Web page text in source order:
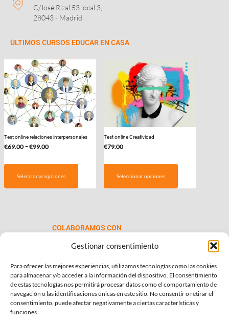
Gestionar consentimiento
Para ofrecer las mejores experiencias, utilizamos tecnologías como las cookies
para almacenar y/o acceder a la información del dispositivo. El consentimiento
de estas tecnologías nos permitirá procesar datos como el comportamiento de
navegación o las identificaciones únicas en este sitio. No consentir o retirar el
consentimiento, puede afectar negativamente a ciertas características y
funciones.
C/José Rizal 53 local 3,
28043 - Madrid
ÚLTIMOS CURSOS EDUCAR EN CASA
Test online relaciones interpersonales
€69.00 - €99.00Rango
desde
Seleccionar opciones
opciones
se
elegir
en
la
página
Test online Creatividad
€79.00
Seleccionar opciones
COLABORAMOS CON
INFORMACIÓN DE INTERÉS